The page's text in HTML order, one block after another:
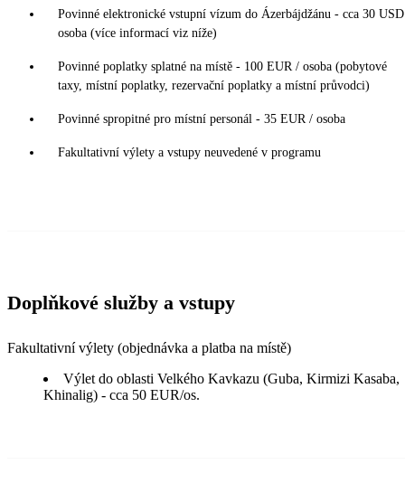
Povinné elektronické vstupní vízum do Ázerbájdžánu - cca 30
osoba (více informací viz níže)
Povinné poplatky splatné na místě - 100 EUR / osoba (pobytové
taxy, místní poplatky, rezervační poplatky a místní průvodci)
Povinné spropitné pro místní personál - 35 EUR / osoba
Fakultativní výlety a vstupy neuvedené v programu
Doplňkové služby a vstupy
Fakultativní výlety (objednávka a platba na místě)
Výlet do oblasti Velkého Kavkazu (Guba, Kirmizi Kasaba,
Khinalig) - cca 50 EUR/os.